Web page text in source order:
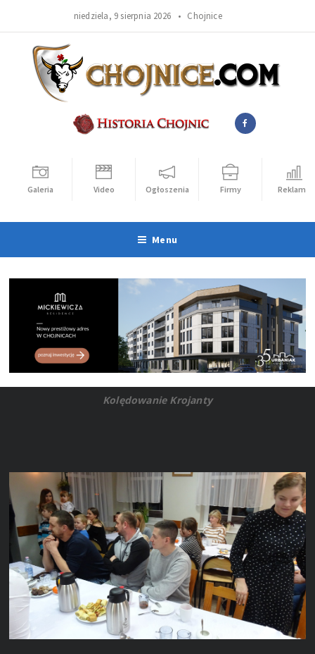
niedziela, 9 sierpnia 2026 • Chojnice
Galeria Video Ogłoszenia Firmy Reklama
Menu
Kolędowanie Krojanty